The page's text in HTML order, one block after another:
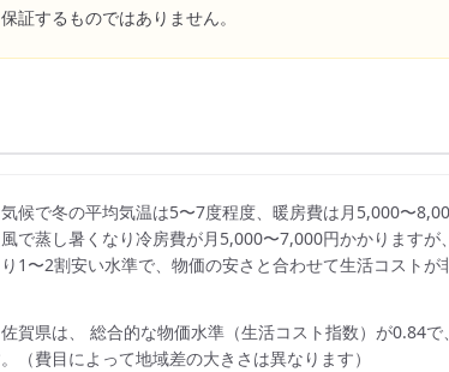
証するものではありません。
候で冬の平均気温は5〜7度程度、暖房費は月5,000〜
で蒸し暑くなり冷房費が月5,000〜7,000円かかりますが
1〜2割安い水準で、物価の安さと合わせて生活コストが
佐賀県は、 総合的な物価水準（生活コスト指数）が0.84で、
（費目によって地域差の大きさは異なります）